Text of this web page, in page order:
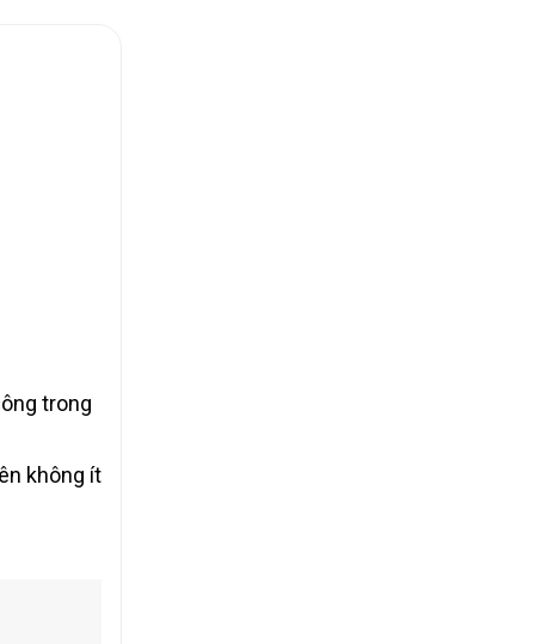
trong
không ít